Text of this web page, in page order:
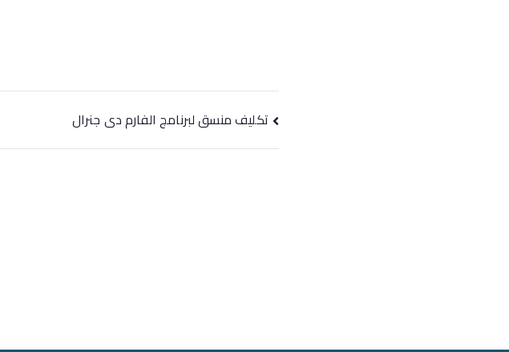
تكليف منسق لبرنامج الفارم دى جنرال